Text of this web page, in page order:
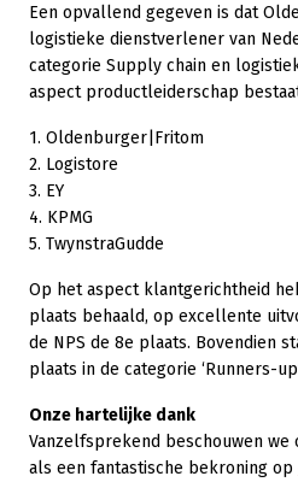
Een opvallend gegeven is dat
logistieke dienstverlener van
categorie Supply chain en
aspect productleiderschap
1. Oldenburger|Fritom
2. Logistore
3. EY
4. KPMG
5. TwynstraGudde
Op het aspect klantgerichtheid
plaats behaald, op excellente
de NPS de 8e plaats. Bovendien
plaats in de categorie ‘Runners-
Onze hartelijke dank
Vanzelfsprekend beschouwen we
als een fantastische bekroning op